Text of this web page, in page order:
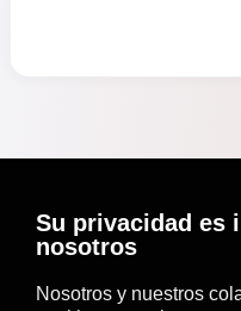
Su privacidad es
nosotros
Nosotros y nuestros